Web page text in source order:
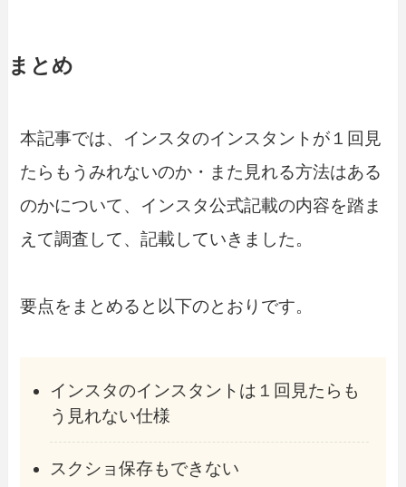
まとめ
本記事では、インスタのインスタントが１回見
たらもうみれないのか・また見れる方法はある
のかについて、インスタ公式記載の内容を踏ま
えて調査して、記載していきました。
要点をまとめると以下のとおりです。
インスタのインスタントは１回見たらも
う見れない仕様
スクショ保存もできない